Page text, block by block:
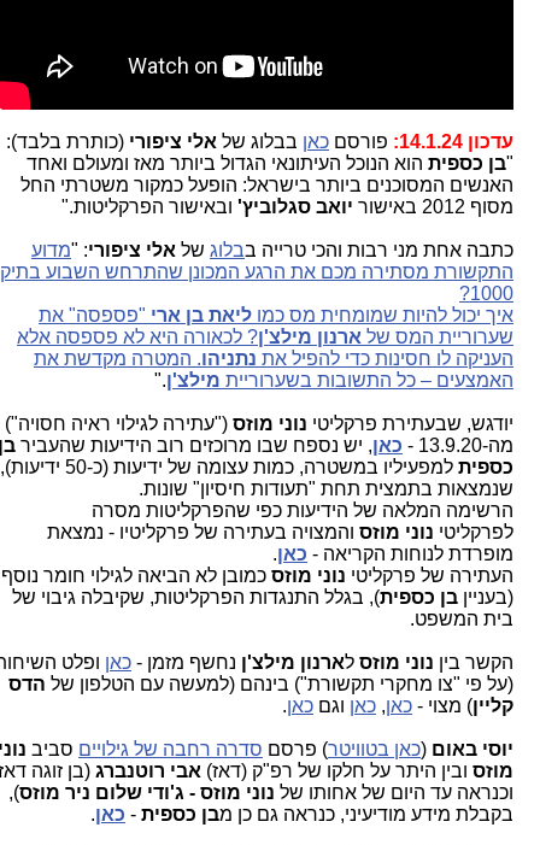
עדכון 14.1.24: פורסםכאןבבלוג שלאלי ציפורי(כותרת בלבד):
בן כספיתהוא הנוכל העיתונאי הגדול ביותר מאז ומעולם ואחד
האנשים המסוכנים ביותר בישראל: הופעל כמקור משטרתי החל
מסוף 2012 באישור
יואב סגלוביץ'ובאישור הפרקליטות."
כתבה אחת מני רבות והכי טרייה בבלוגשלאלי ציפורי: " מדוע
התקשורת מסתירה מכם את הרגע המכונן שהתרחש השבוע בתיק
1000?
איך יכול להיות שמומחית מס כמוליאת בן ארי"פספסה" את
שערוריית המס שלארנון מילצ'ן? לכאורה היא לא פספסה אלא
העניקה לו חסינות כדי להפיל אתנתניהו. המטרה מקדשת את
האמצעים – כל התשובות בשערורייתמילצ'ן."
יודגש, שבעתירת פרקליטינוני מוזס("עתירה לגילוי ראיה חסויה")
מה-13.9.20 -
כאן, יש נספח שבו מרוכזים רוב הידיעות שהעבירבן
כספית
למפעיליו במשטרה, כמות עצומה של ידיעות (כ-50 ידיעות),
שנמצאות בתמצית תחת "תעודות חיסיון" שונות.
​הרשימה המלאה של הידיעות כפי שהפרקליטות מסרה
לפרקליטינוני מוזסוהמצויה בעתירה של פרקליטיו - נמצאת
מופרדת לנוחות הקריאה -כאן.
העתירה של פרקליטינוני מוזסכמובן לא הביאה לגילוי חומר נוסף
(בענייןבן כספית), בגלל התנגדות הפרקליטות, שקיבלה גיבוי של
בית המשפט.
הקשר ביןנוני מוזסל ארנון מילצ'ןנחשף מזמן -כאןופלט השיחות
(על פי "צו מחקרי תקשורת") בינהם (למעשה עם הטלפון שלהדס
קליין) מצוי -כאן,כאןוגםכאן.
יוסי באום( כאן בטוויטר) פרסםסדרה רחבה של גילוייםסביבנוני
מוזסובין היתר על חלקו של רפ"ק (דאז)אבי רוטנברג(בן זוגה דאז
וכנראה עד היום של אחותו שלנוני מוזס - ג'ודי שלום ניר מוזס),
בקבלת מידע מודיעיני, כנראה גם כן מבן כספית-כאן.